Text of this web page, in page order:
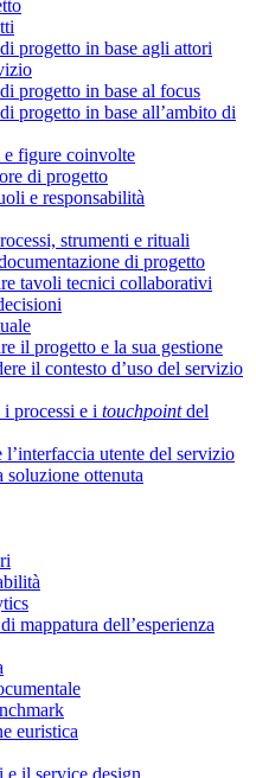
progetto in base agli attori
progetto in base al focus
progetto in base all’ambito di
figure coinvolte
di progetto
e responsabilità
strumenti e rituali
di progetto
tavoli tecnici collaborativi
il progetto e la sua gestione
il contesto d’uso del servizio
processi e i touchpointdel
l’interfaccia utente del servizio
soluzione ottenuta
mappatura dell’esperienza
euristica
e il service design